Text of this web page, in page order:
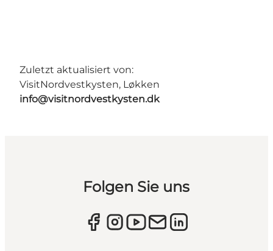
Zuletzt aktualisiert von:
VisitNordvestkysten, Løkken
info@visitnordvestkysten.dk
Folgen Sie uns